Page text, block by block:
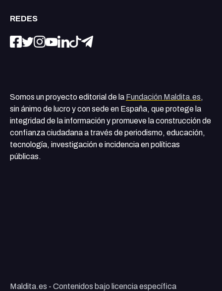
REDES
Somos un proyecto editorial de la Fundación Maldita.es,
sin ánimo de lucro y con sede en España, que protege la
integridad de la información y promueve la construcción de
confianza ciudadana a través de periodismo, educación,
tecnología, investigación e incidencia en políticas
públicas.
Maldita.es - Contenidos bajo licencia específica